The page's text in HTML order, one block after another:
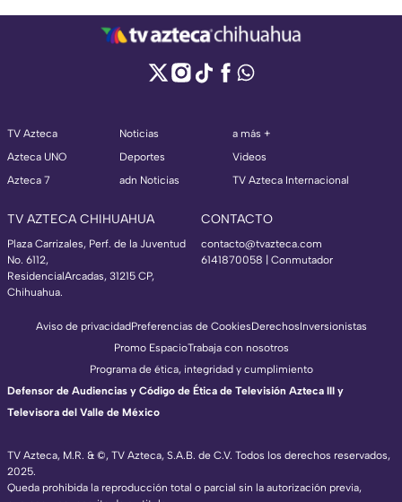
TV Azteca
Azteca UNO
Azteca 7
Noticias
Deportes
adn Noticias
a más +
Videos
TV Azteca Internacional
TV AZTECA CHIHUAHUA
Plaza Carrizales, Perf. de la Juventud
No. 6112,
ResidencialArcadas, 31215 CP,
Chihuahua.
CONTACTO
contacto@tvazteca.com
6141870058 | Conmutador
TV Azteca, M.R. & ©, TV Azteca, S.A.B. de C.V. Todos los derechos reservados,
2025.
Queda prohibida la reproducción total o parcial sin la autorización previa,
Aviso de privacidadPreferencias de CookiesDerechosInversionistas
Promo EspacioTrabaja con nosotros
Programa de ética, integridad y cumplimiento
Defensor de Audiencias y Código de Ética de Televisión Azteca III y
Televisora del Valle de México